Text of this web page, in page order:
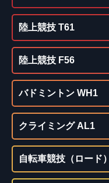
陸上競技 T61
陸上競技 F56
バドミントン WH1
クライミング AL1
自転車競技（ロード